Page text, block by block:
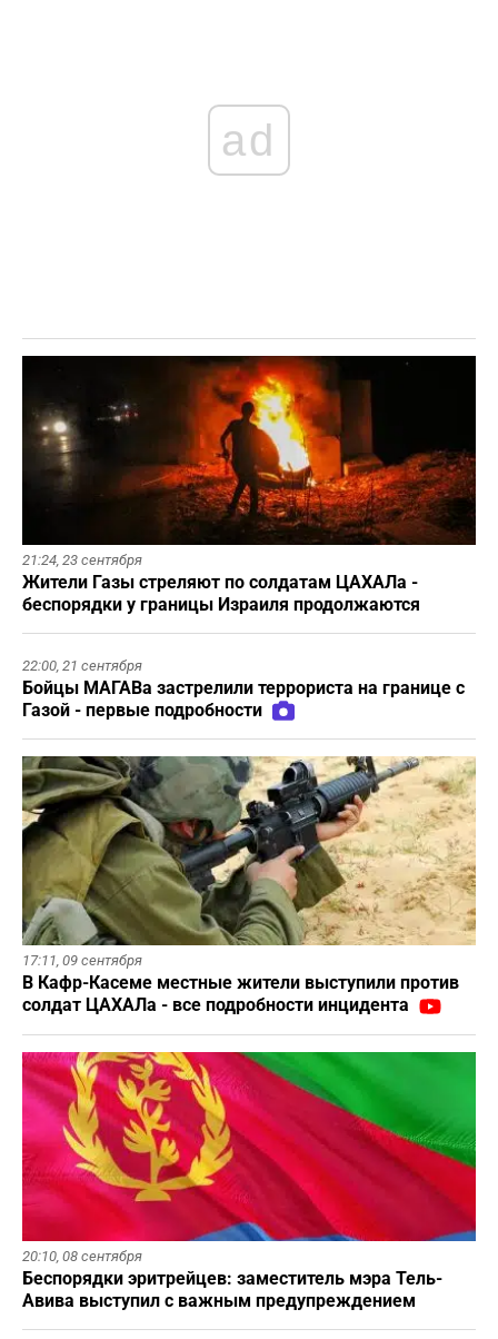
ad
21:24, 23 сентября
Жители Газы стреляют по солдатам ЦАХАЛа -
беспорядки у границы Израиля продолжаются
22:00, 21 сентября
Бойцы МАГАВа застрелили террориста на границе с
Газой - первые подробности
17:11, 09 сентября
В Кафр-Касеме местные жители выступили против
солдат ЦАХАЛа - все подробности инцидента
20:10, 08 сентября
Беспорядки эритрейцев: заместитель мэра Тель-
Авива выступил с важным предупреждением